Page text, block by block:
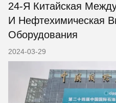
24-Я Китайская
И Нефтехимическая
Оборудования
2024-03-29